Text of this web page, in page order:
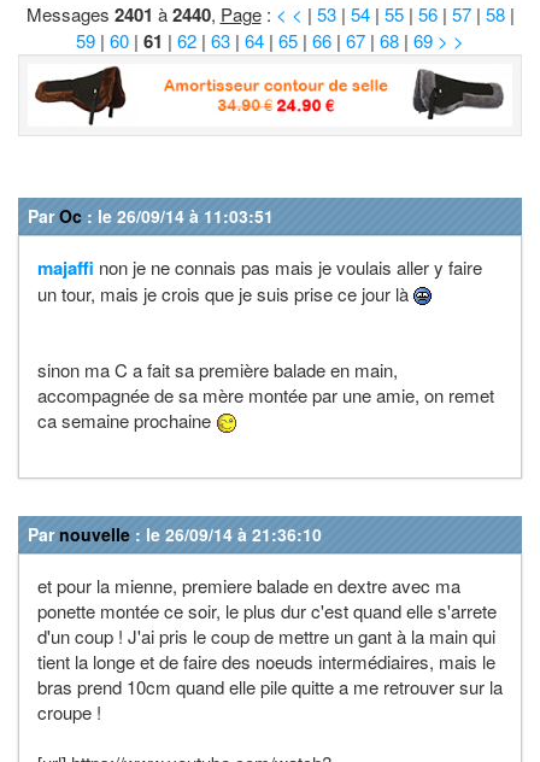
Messages 2401 à2440, Page: < < | 53| 54| 55| 56| 57| 58|
59 | 60 | 61 | 62 | 63 | 64 | 65 | 66 | 67 | 68 | 69 > >
ParOc : le 26/09/14 à 11:03:51
majaffi non je ne connais pas mais je voulais aller y faire
un tour, mais je crois que je suis prise ce jour là
sinon ma C a fait sa première balade en main,
accompagnée de sa mère montée par une amie, on remet
ca semaine prochaine
Parnouvelle : le 26/09/14 à 21:36:10
et pour la mienne, premiere balade en dextre avec ma
ponette montée ce soir, le plus dur c'est quand elle s'arrete
d'un coup ! J'ai pris le coup de mettre un gant à la main qui
tient la longe et de faire des noeuds intermédiaires, mais le
bras prend 10cm quand elle pile quitte a me retrouver sur la
croupe !